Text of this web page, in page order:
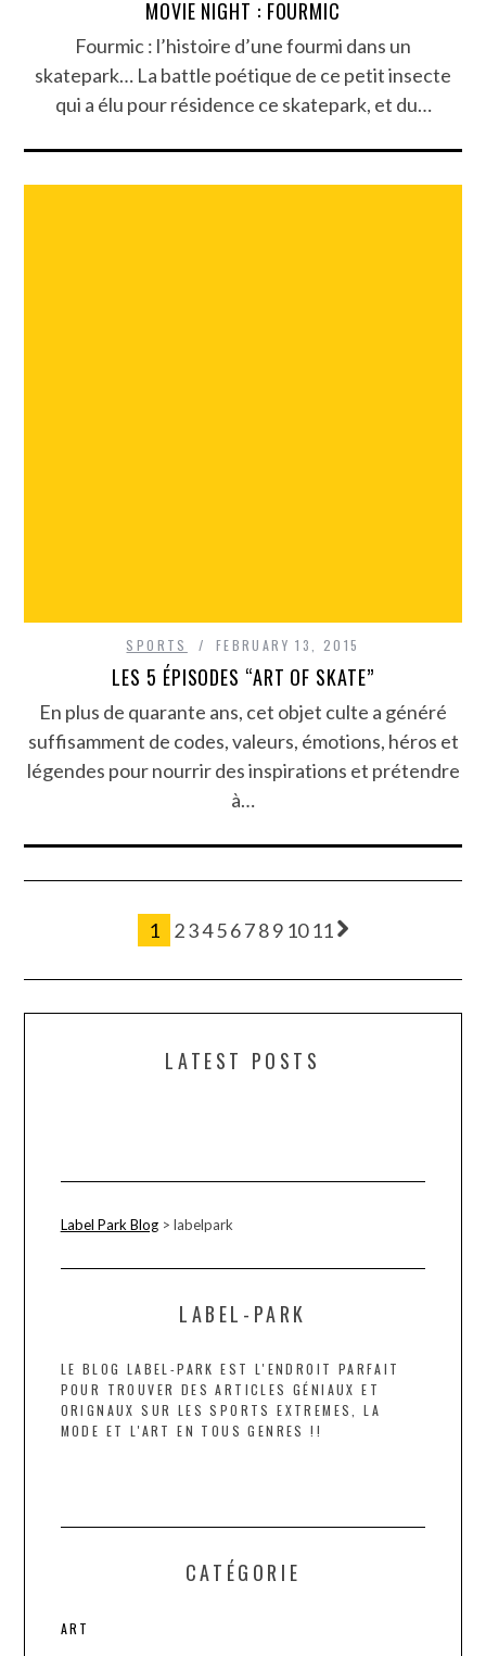
MOVIE NIGHT : FOURMIC
Fourmic : l’histoire d’une fourmi dans un
skatepark… La battle poétique de ce petit insecte
qui a élu pour résidence ce skatepark, et du…
SPORTS FEBRUARY 13, 2015
LES 5 ÉPISODES “ART OF SKATE”
En plus de quarante ans, cet objet culte a généré
suffisamment de codes, valeurs, émotions, héros et
légendes pour nourrir des inspirations et prétendre
à…
1 2 34 5 6 7 8 9 10 11
LATEST POSTS
Label Park Blog> labelpark
LABEL-PARK
LE BLOG LABEL-PARK EST L'ENDROIT PARFAIT
POUR TROUVER DES ARTICLES GÉNIAUX ET
ORIGNAUX SUR LES SPORTS EXTREMES, LA
MODE ET L'ART EN TOUS GENRES !!
CATÉGORIE
ART